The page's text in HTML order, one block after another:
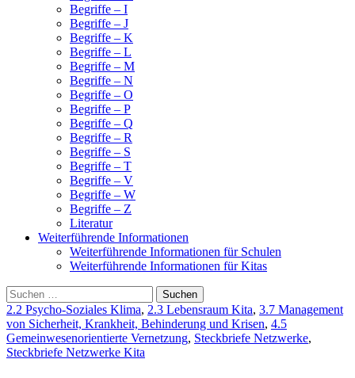
Begriffe – I
Begriffe – J
Begriffe – K
Begriffe – L
Begriffe – M
Begriffe – N
Begriffe – O
Begriffe – P
Begriffe – Q
Begriffe – R
Begriffe – S
Begriffe – T
Begriffe – V
Begriffe – W
Begriffe – Z
Literatur
Weiterfüh­rende Informa­tionen
Weiterführende Informationen für Schulen
Weiterführende Informationen für Kitas
Suchen
nach:
2.2 Psycho-Soziales Klima, 2.3 Lebensraum Kita, 3.7 Management
von Sicherheit, Krankheit, Behinderung und Krisen, 4.5
Gemeinwesenorientierte Vernetzung, Steckbriefe Netzwerke,
Steckbriefe Netzwerke Kita